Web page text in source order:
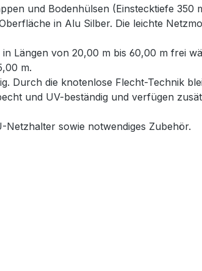
und Bodenhülsen (Einstecktiefe 350
in Alu Silber. Die leichte
Längen von 20,00 m bis 60,00 m frei
m.
Durch die knotenlose Flecht-Technik
und UV-beständig und verfügen
Netzhalter sowie notwendiges Zubehör.